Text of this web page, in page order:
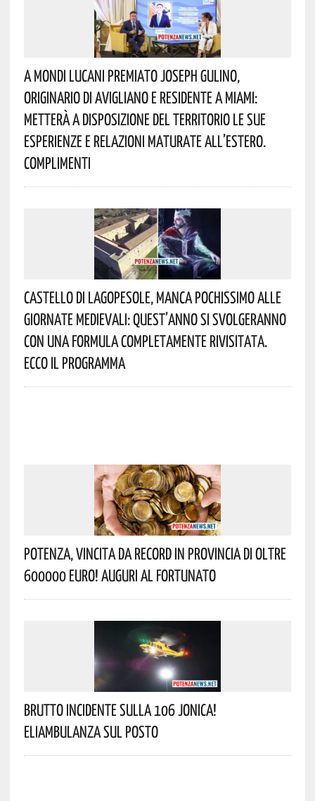
A Mondi Lucani Premiato Joseph Gulino,
Originario Di Avigliano E Residente A Miami:
Metterà A Disposizione Del Territorio Le Sue
Esperienze E Relazioni Maturate All’estero.
Complimenti
Castello Di Lagopesole, Manca Pochissimo Alle
Giornate Medievali: Quest’anno Si Svolgeranno
Con Una Formula Completamente Rivisitata.
Ecco Il Programma
Potenza, Vincita Da Record In Provincia Di Oltre
600000 Euro! Auguri Al Fortunato
Brutto Incidente Sulla 106 Jonica!
Eliambulanza Sul Posto